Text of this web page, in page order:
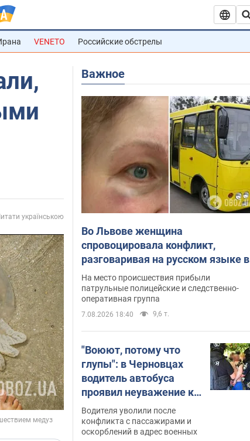
VENETO Российские обстрелы
українською
Важное
Во Львове женщина
спровоцировала конфликт,
разговаривая на русском языке в
маршрутке: полиция составила
административный протокол.
Видео
На место происшествия прибыли
патрульные полицейские и следственно-
оперативная группа
7.08.2026 18:40 9,6 т.
"Воюют, потому что
глупы": в Черновцах
водитель автобуса
проявил неуважение к
украинским военным и
поплатился за это.
Видео
Водителя уволили после
конфликта с пассажирами и
оскорблений в адрес военных